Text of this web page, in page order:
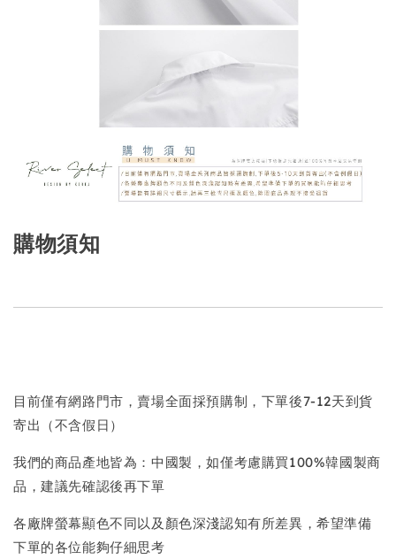
購物須知
目前僅有網路門市，賣場全面採預購制，下單後7-12天到貨
寄出（不含假日）
我們的商品產地皆為：中國製，如僅考慮購買100%韓國製商
品，建議先確認後再下單
各廠牌螢幕顯色不同以及顏色深淺認知有所差異，希望準備
下單的各位能夠仔細思考